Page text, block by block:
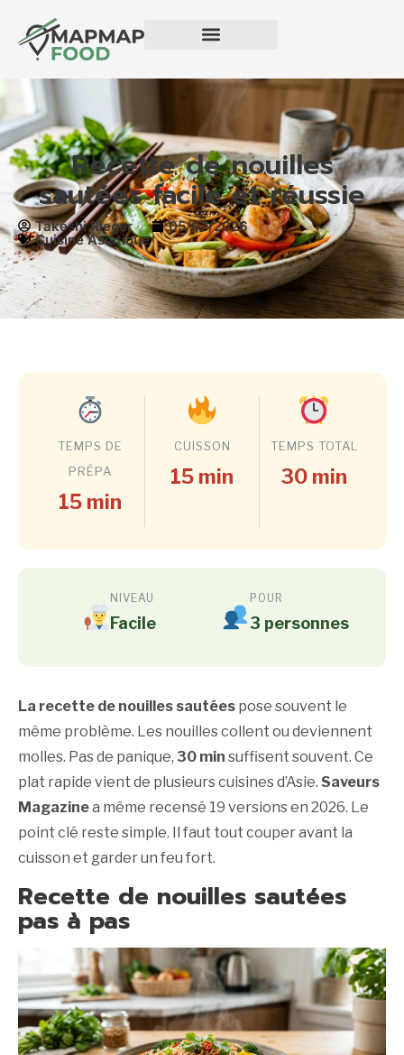
Recette de nouilles
sautées facile et réussie
Takeshi Rieger 05/07/2026
Cuisine Asiatique
TEMPS DE
PRÉPA
15 min
CUISSON
15 min
TEMPS TOTAL
30 min
NIVEAU
Facile
POUR
3 personnes
La recette de nouilles sautées pose souvent le
même problème. Les nouilles collent ou deviennent
molles. Pas de panique, 30 min suffisent souvent. Ce
plat rapide vient de plusieurs cuisines d’Asie. Saveurs
Magazinea même recensé 19 versions en 2026. Le
point clé reste simple. Il faut tout couper avant la
cuisson et garder un feu fort.
Recette de nouilles sautées
pas à pas